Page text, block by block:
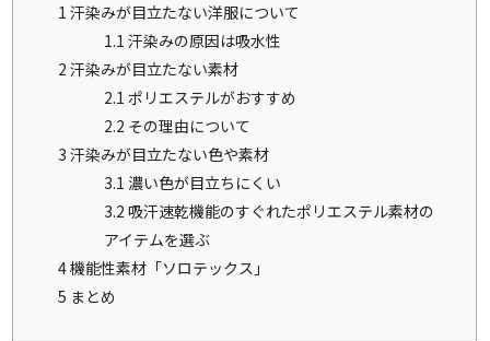
1 汗染みが目立たない洋服について
1.1 汗染みの原因は吸水性
2 汗染みが目立たない素材
2.1 ポリエステルがおすすめ
2.2 その理由について
3 汗染みが目立たない色や素材
3.1 濃い色が目立ちにくい
3.2 吸汗速乾機能のすぐれたポリエステル素材の
アイテムを選ぶ
4機能性素材「ソロテックス」
5 まとめ